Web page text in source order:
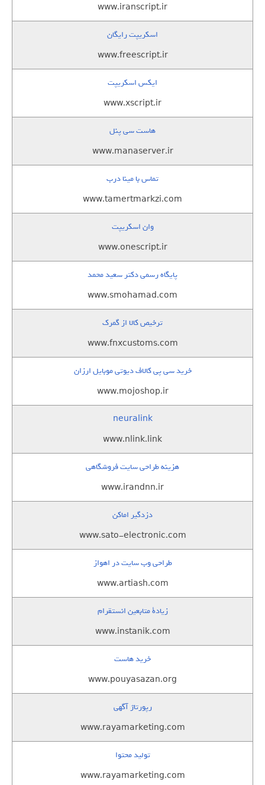
www.iranscript.ir
اسکریپت رایگان
www.freescript.ir
ایکس اسکریپت
www.xscript.ir
هاست سی پنل
www.manaserver.ir
تماس با مینا درب
www.tamertmarkzi.com
وان اسکریپت
www.onescript.ir
پایگاه رسمی دکتر سعید محمد
www.smohamad.com
ترخیص کالا از گمرک
www.fnxcustoms.com
خرید سی پی کالاف دیوتی موبایل ارزان
www.mojoshop.ir
neuralink
www.nlink.link
هزینه طراحی سایت فروشگاهی
www.irandnn.ir
دزدگیر اماکن
www.sato-electronic.com
طراحی وب سایت در اهواز
www.artiash.com
زيادة متابعين انستقرام
www.instanik.com
خرید هاست
www.pouyasazan.org
رپورتاژ آگهی
www.rayamarketing.com
تولید محتوا
www.rayamarketing.com